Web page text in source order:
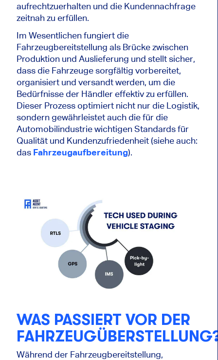
aufrechtzuerhalten und die Kundennachfrage
zeitnah zu erfüllen.
Im Wesentlichen fungiert die
Fahrzeugbereitstellung als Brücke zwischen
Produktion und Auslieferung und stellt sicher,
dass die Fahrzeuge sorgfältig vorbereitet,
organisiert und versandt werden, um die
Bedürfnisse der Händler effektiv zu erfüllen.
Dieser Prozess optimiert nicht nur die Logistik,
sondern gewährleistet auch die für die
Automobilindustrie wichtigen Standards für
Qualität und Kundenzufriedenheit (siehe auch:
das Fahrzeugaufbereitung).
WAS PASSIERT VOR DER
Während der Fahrzeugbereitstellung,